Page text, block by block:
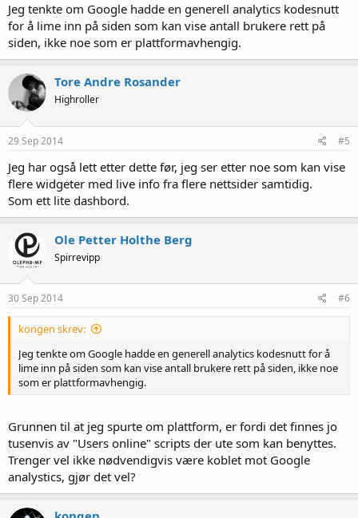
Jeg tenkte om Google hadde en generell analytics kodesnutt
for å lime inn på siden som kan vise antall brukere rett på
siden, ikke noe som er plattformavhengig.
Tore Andre Rosander
Highroller
29 Sep 2014 #5
Jeg har også lett etter dette før, jeg ser etter noe som kan vise
flere widgeter med live info fra flere nettsider samtidig.
Som ett lite dashbord.
Ole Petter Holthe Berg
Spirrevipp
30 Sep 2014 #6
kongen skrev:
Jeg tenkte om Google hadde en generell analytics kodesnutt for å
lime inn på siden som kan vise antall brukere rett på siden, ikke noe
som er plattformavhengig.
Grunnen til at jeg spurte om plattform, er fordi det finnes jo
tusenvis av "Users online" scripts der ute som kan benyttes.
Trenger vel ikke nødvendigvis være koblet mot Google
analystics, gjør det vel?